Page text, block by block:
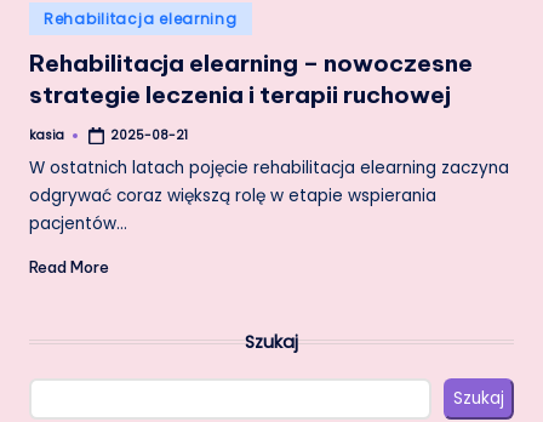
Posted
in
Rehabilitacja elearning
Rehabilitacja elearning – nowoczesne
strategie leczenia i terapii ruchowej
Posted
kasia 2025-08-21
W ostatnich latach pojęcie rehabilitacja elearning zaczyna
odgrywać coraz większą rolę w etapie wspierania
pacjentów…
Read More
Szukaj
Szukaj